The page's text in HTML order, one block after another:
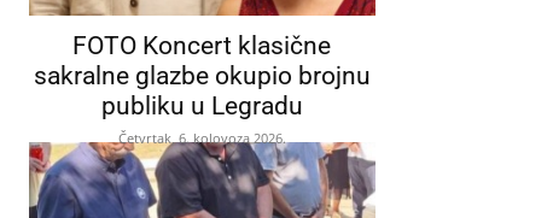
FOTO Koncert klasične
sakralne glazbe okupio brojnu
publiku u Legradu
Četvrtak, 6. kolovoza 2026.